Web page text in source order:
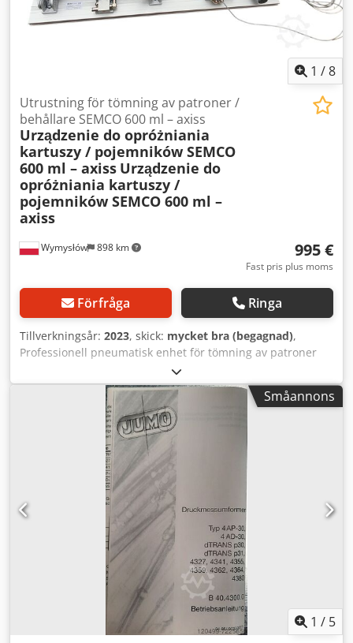
1 /8
Wymysłów 898 km
Utrustning för tömning av patroner /
behållare SEMCO 600 ml – axiss
Urządzenie do opróżniania
kartuszy / pojemników SEMCO
600 ml – axiss Urządzenie do
opróżniania kartuszy /
pojemników SEMCO 600 ml –
axiss
995 €
Fast pris plus moms
Förfråga Ringa
Tillverkningsår: 2023, skick: mycket bra (begagnad),
Professionell pneumatisk enhet för tömning av patroner
och behållare SEMCO 600 ml, avsedd för industriella
tillämpningar (lim, tätningsmedel, pastor, högviskösa
material). Tillverkaruppgifter: • Tillverkare: axiss GmbH
(Tyskland) • Typ: 9110 / B-SEMCO600-PN-KM-F •
Tillverkningsår: 2023 • Serienummer: 514 •
Kvalitetsstandard: DIN EN ISO 9001:2015 • CE-märkning
Teknisk beskrivning: • Pneumatisk tömning av SEMCO 600
ml patroner • Robust konstruktion på monteringsplatta av
aluminiumprofil • Kolvenhet med transparent hylsa
(lägeskontroll) Dodpfxeyc Nzuo Abkokr • Tryckregulator
med manometer • Riktad styrventil • Pneumatiska
snabbkopplingar • Avstängningsventil (säkerhet) •
Möjlighet till vertikal eller horisontell montering • Smidig
och kontrollerad drift
Småannons
1 / 5